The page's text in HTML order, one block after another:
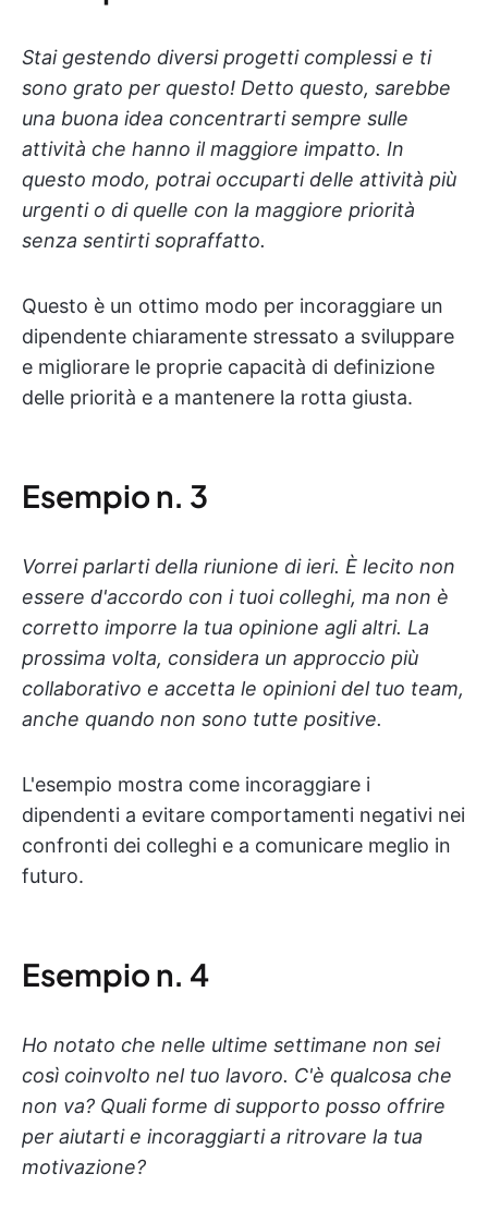
Stai gestendo diversi progetti complessi e ti
sono grato per questo! Detto questo, sarebbe
una buona idea concentrarti sempre sulle
attività che hanno il maggiore impatto. In
questo modo, potrai occuparti delle attività più
urgenti o di quelle con la maggiore priorità
senza sentirti sopraffatto.
Questo è un ottimo modo per incoraggiare un
dipendente chiaramente stressato a sviluppare
e migliorare le proprie capacità di definizione
delle priorità e a mantenere la rotta giusta.
Esempio n. 3
Vorrei parlarti della riunione di ieri. È lecito non
essere d'accordo con i tuoi colleghi, ma non è
corretto imporre la tua opinione agli altri. La
prossima volta, considera un approccio più
collaborativo e accetta le opinioni del tuo team,
anche quando non sono tutte positive.
L'esempio mostra come incoraggiare i
dipendenti a evitare comportamenti negativi nei
confronti dei colleghi e a comunicare meglio in
futuro.
Esempio n. 4
Ho notato che nelle ultime settimane non sei
così coinvolto nel tuo lavoro. C'è qualcosa che
non va? Quali forme di supporto posso offrire
per aiutarti e incoraggiarti a ritrovare la tua
motivazione?